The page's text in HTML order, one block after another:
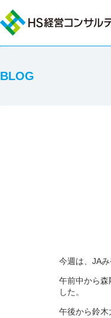
BLOG
今週は、JA
午前中から
した。
午後から鈴